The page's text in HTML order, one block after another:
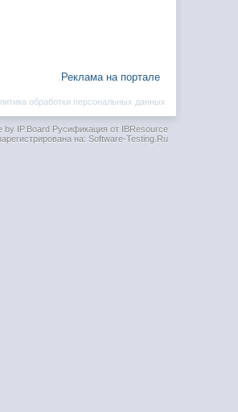
Реклама на портале
обработки персональных данных
by IP.BoardРусификация от IBResource
на: Software-Testing.Ru